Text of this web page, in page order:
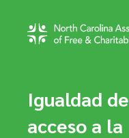
Igualdad de
acceso a la